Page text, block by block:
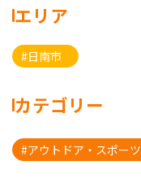
エリア
#日南市
カテゴリー
#アウトドア・スポーツ